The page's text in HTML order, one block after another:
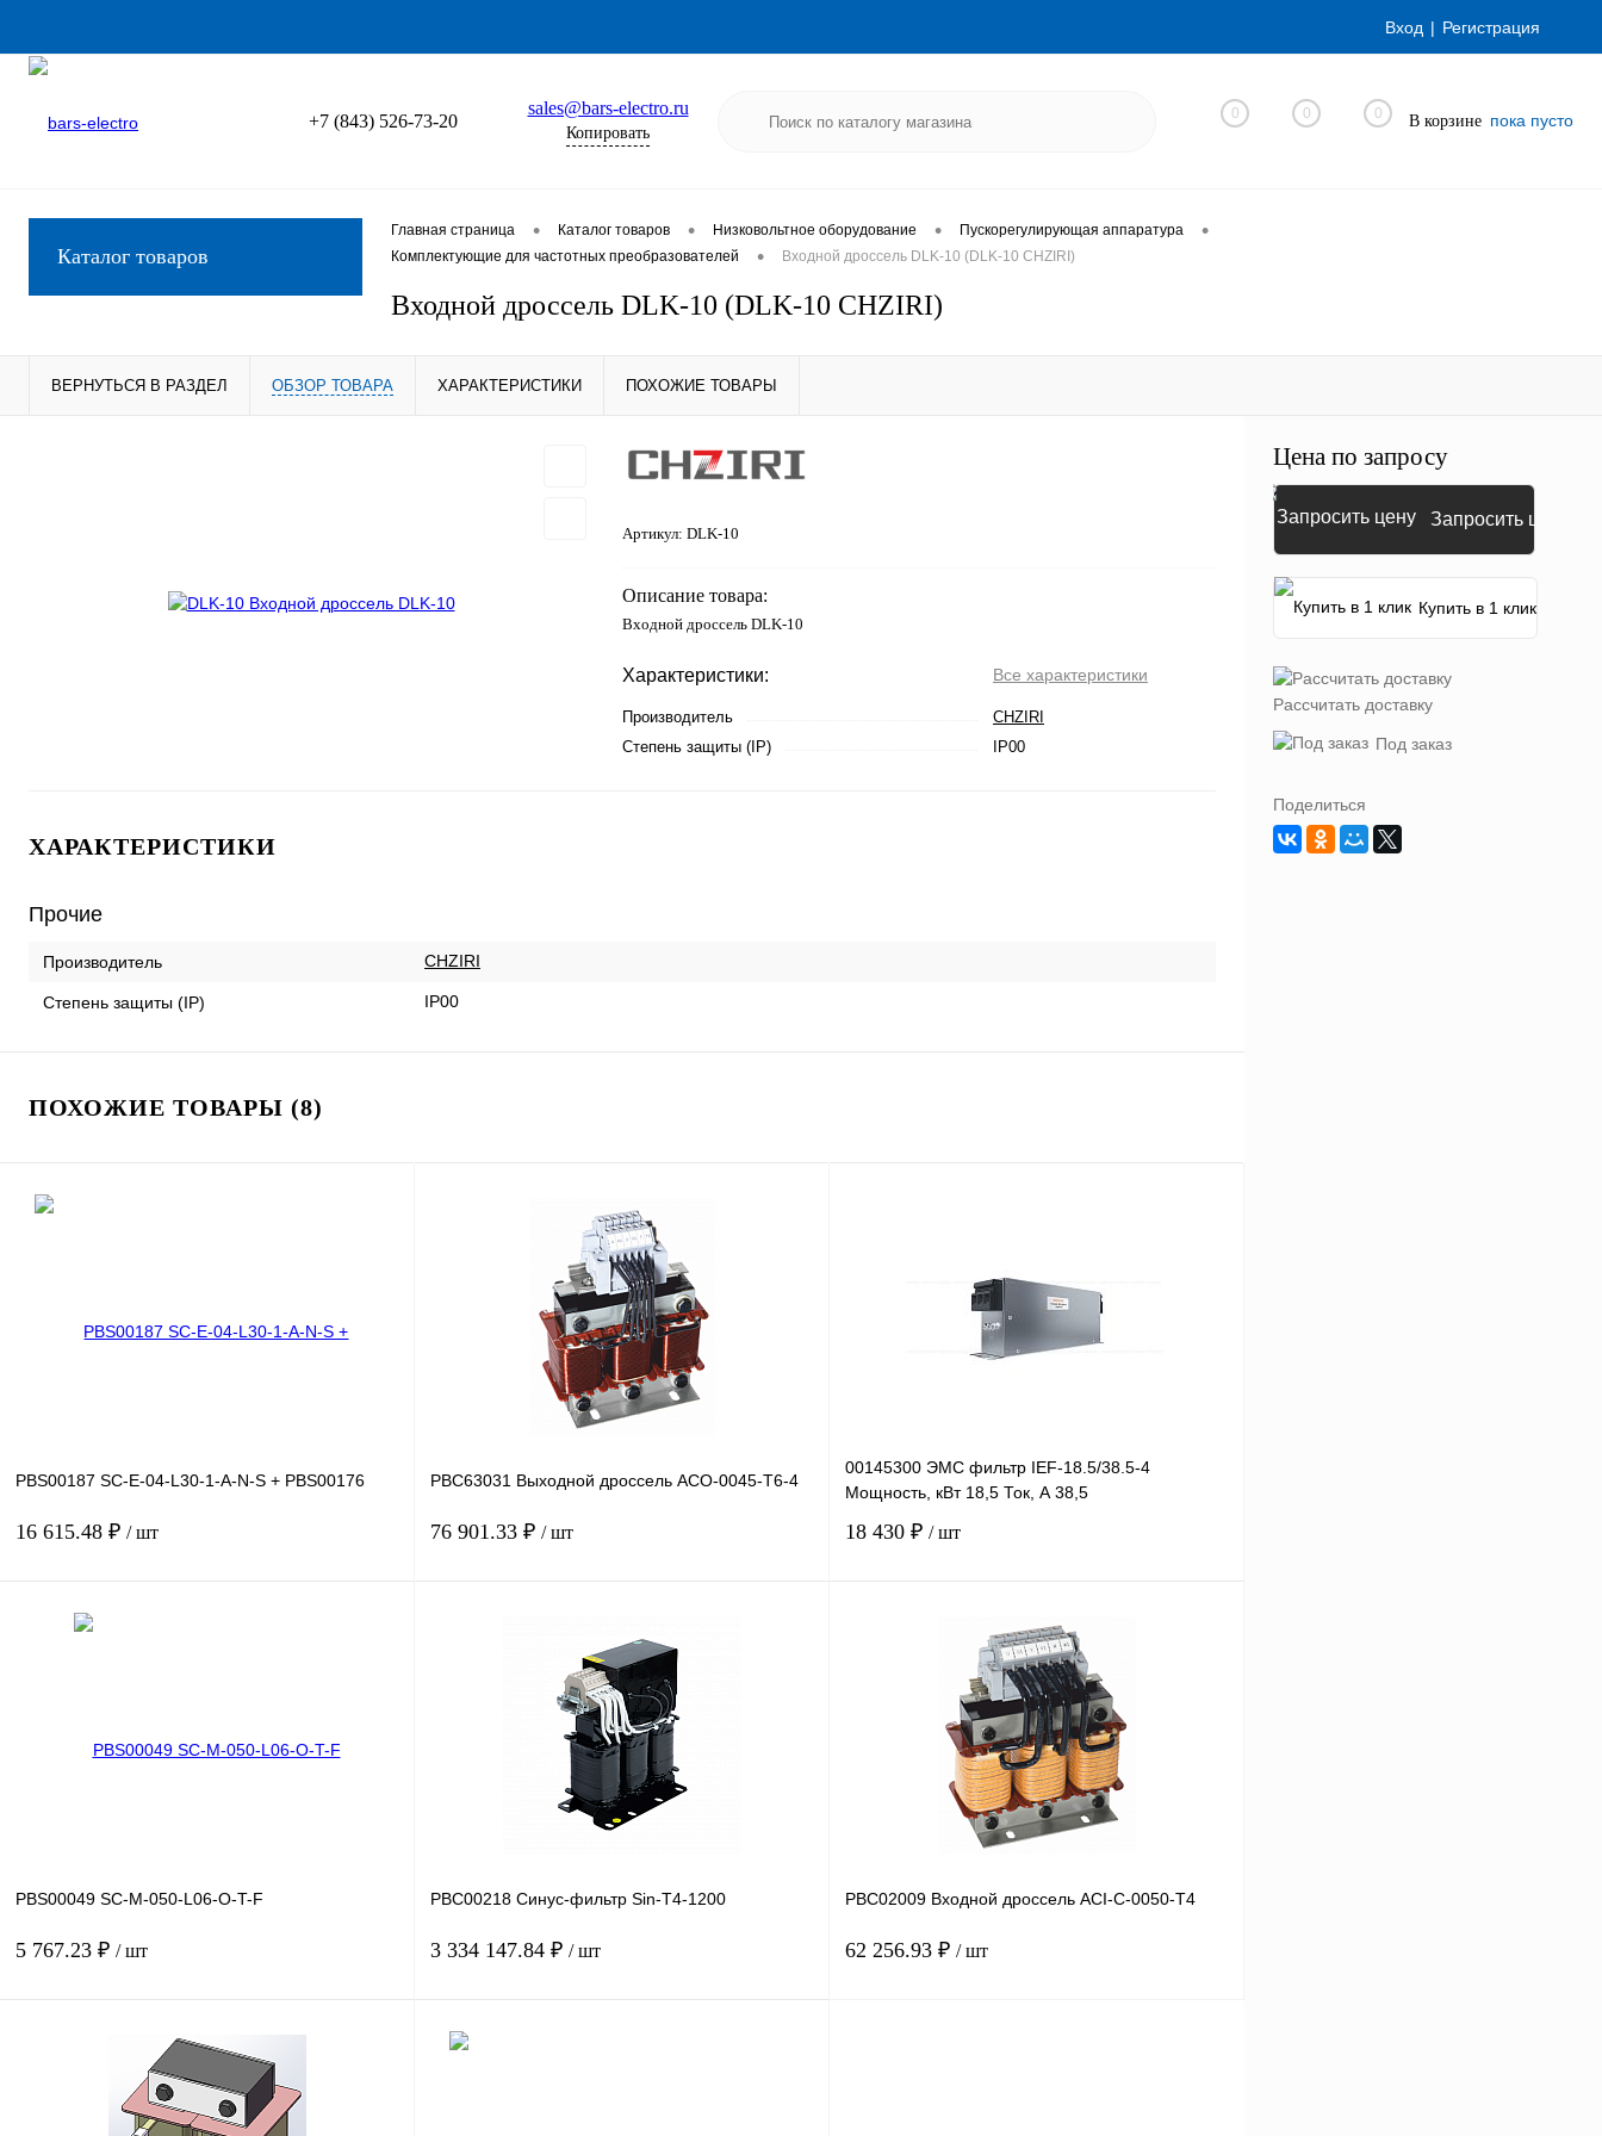
Вход Регистрация
+7 (843) 526-73-20
sales@bars-electro.ru
Копировать
0 0 0 В корзине пока пусто
Каталог товаров
Главная страница • Каталог товаров • Низковольтное оборудование • Пускорегулирующая аппаратура •
Комплектующие для частотных преобразователей • Входной дроссель DLK-10 (DLK-10 CHZIRI)
Входной дроссель DLK-10 (DLK-10 CHZIRI)
ВЕРНУТЬСЯ В РАЗДЕЛ ОБЗОР ТОВАРА ХАРАКТЕРИСТИКИ ПОХОЖИЕ ТОВАРЫ
Артикул: DLK-10
Описание товара:
Входной дроссель DLK-10
Характеристики: Все характеристики
Производитель
CHZIRI
Степень защиты (IP)
IP00
ХАРАКТЕРИСТИКИ
Прочие
Производитель CHZIRI
Степень защиты (IP) IP00
ПОХОЖИЕ ТОВАРЫ (8)
PBS00187 SC-E-04-L30-1-A-N-S + PBS00176
16 615.48 ₽ / шт
PBC63031 Выходной дроссель ACO-0045-T6-4
76 901.33 ₽ / шт
Сравнение
Под заказ
00145300 ЭМС фильтр IEF-18.5/38.5-4
Мощность, кВт 18,5 Ток, А 38,5
18 430 ₽ / шт
В корзину
Купить в 1 клик Сравнение
Под заказ
PBS00049 SC-M-050-L06-O-T-F
5 767.23 ₽ / шт
В корзину
Купить в 1 клик Сравнение
PBC00218 Синус-фильтр Sin-T4-1200
3 334 147.84 ₽ / шт
PBC02009 Входной дроссель ACI-C-0050-T4
62 256.93 ₽ / шт
Цена по запросу
Запросить цену
Купить в 1 клик
Рассчитать доставку
Под заказ
Поделиться